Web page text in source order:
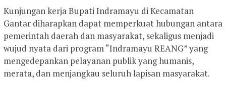
Kunjungan kerja Bupati Indramayu di Kecamatan
Gantar diharapkan dapat memperkuat hubungan antara
pemerintah daerah dan masyarakat, sekaligus menjadi
wujud nyata dari program “Indramayu REANG” yang
mengedepankan pelayanan publik yang humanis,
merata, dan menjangkau seluruh lapisan masyarakat.